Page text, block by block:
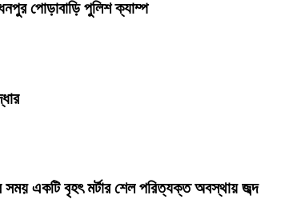
পোড়াবাড়ি পুলিশ ক্যাম্প
একটি বৃহৎ মর্টার শেল পরিত্যক্ত অবস্থায় জব্দ